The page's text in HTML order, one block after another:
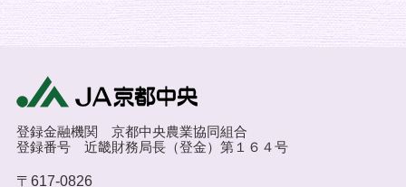
登録金融機関 京都中央農業協同組合
登録番号 近畿財務局長（登金）第１６４号
〒617-0826